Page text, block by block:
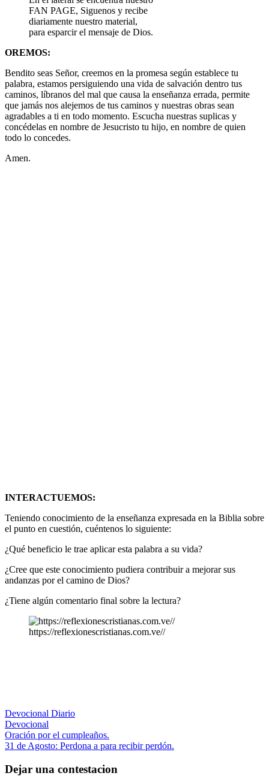
FAN PAGE, Siguenos y recibe
diariamente nuestro material,
para esparcir el mensaje de Dios.
OREMOS:
Bendito seas Señor, creemos en la promesa según establece tu
palabra, estamos persiguiendo una vida de salvación dentro tus
caminos, líbranos del mal que causa la enseñanza errada, permite
que jamás nos alejemos de tus caminos y nuestras obras sean
agradables a ti en todo momento. Escucha nuestras suplicas y
concédelas en nombre de Jesucristo tu hijo, en nombre de quien
todo lo concedes.
Amen.
INTERACTUEMOS:
Teniendo conocimiento de la enseñanza expresada en la Biblia sobre
el punto en cuestión, cuéntenos lo siguiente:
¿Qué beneficio le trae aplicar esta palabra a su vida?
¿Cree que este conocimiento pudiera contribuir a mejorar sus
andanzas por el camino de Dios?
¿Tiene algún comentario final sobre la lectura?
https://reflexionescristianas.com.ve//
Devocional Diario
Devocional
Navegación
de
entradas
Entrada
anterior:
Oración por el cumpleaños.
Siguiente
31 de Agosto: Perdona a para recibir perdón.
Dejar una contestacion